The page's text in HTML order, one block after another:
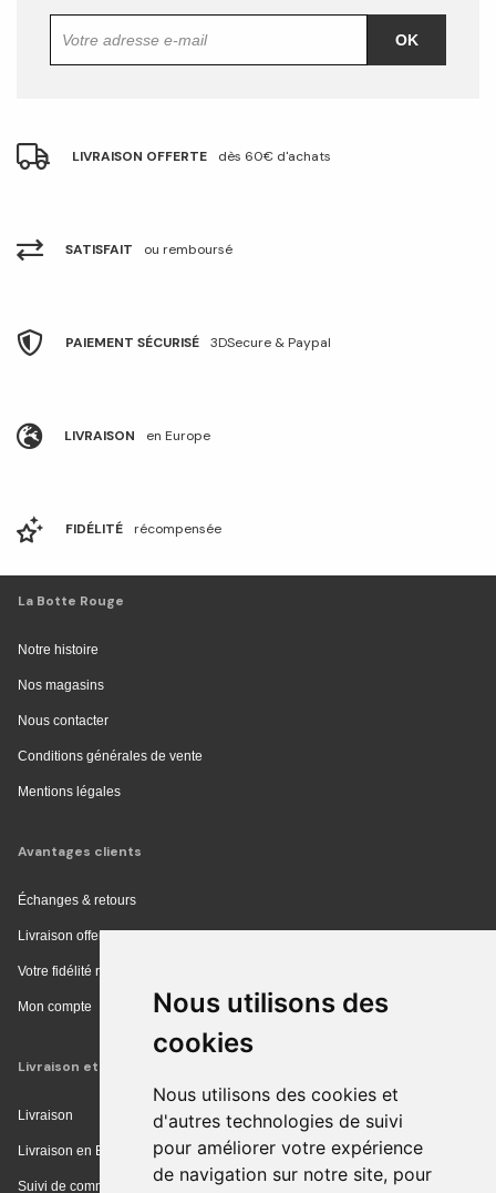
Nous utilisons des
cookies
Nous utilisons des cookies et
d'autres technologies de suivi
pour améliorer votre expérience
de navigation sur notre site, pour
OK
LIVRAISON OFFERTE dès 60€ d'achats
SATISFAIT ou remboursé
PAIEMENT SÉCURISÉ 3DSecure & Paypal
LIVRAISON en Europe
FIDÉLITÉ récompensée
La Botte Rouge
Notre histoire
Nos magasins
Nous contacter
Conditions générales de vente
Mentions légales
Avantages clients
Échanges & retours
Livraison offerte en magasin
Votre fidélité récompensée
Mon compte
Livraison et achat
Livraison
Livraison en Europe
Suivi de commande